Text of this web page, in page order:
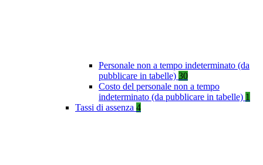
Personale non a tempo indeterminato (da
pubblicare in tabelle) 30
Costo del personale non a tempo
indeterminato (da pubblicare in tabelle) 1
Tassi di assenza 4